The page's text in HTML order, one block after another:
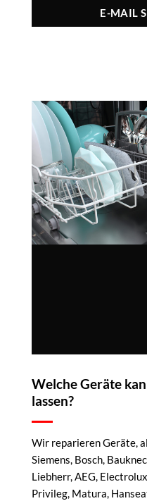
E-MAIL
Welche Geräte
lassen?
Wir reparieren Geräte,
Siemens, Bosch,
Liebherr, AEG,
Privileg, Matura,